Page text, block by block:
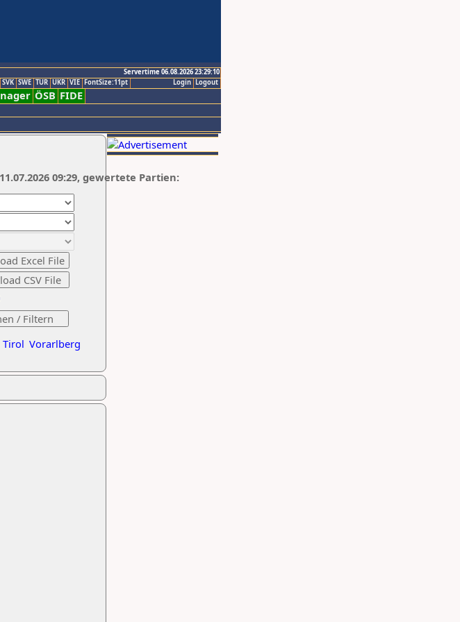
Servertime 06.08.2026 23:29:10
Logout
Login
SVK SWE TUR UKR VIE FontSize:11pt
ÖSB FIDE
Tirol Vorarlberg
09:29, gewertete Partien: